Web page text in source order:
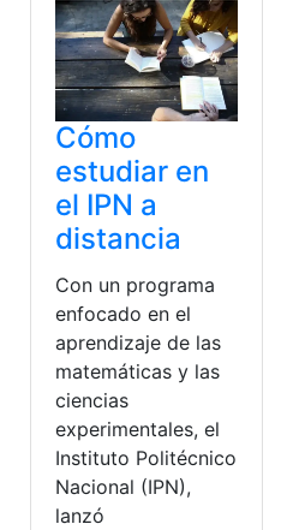
Cómo
estudiar en
el IPN a
distancia
Con un programa
enfocado en el
aprendizaje de las
matemáticas y las
ciencias
experimentales, el
Instituto Politécnico
Nacional (IPN),
lanzó